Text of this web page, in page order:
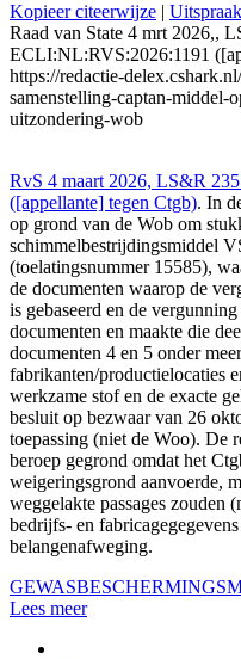
Kopieer citeerwijze | Uitspraak
Raad van State 4 mrt 2026,,
ECLI:NL:RVS:2026:1191
https://redactie-
samenstelling-captan-middel-
uitzondering-wob
RvS 4 maart 2026, LS&R
([appellante] tegen Ctgb). In
op grond van de Wob om
schimmelbestrijdingsmiddel
(toelatingsnummer 15585),
de documenten waarop de
is gebaseerd en de
documenten en maakte die
documenten 4 en 5 onder
fabrikanten/productielocaties
werkzame stof en de exacte
besluit op bezwaar van 26
toepassing (niet de Woo). De
beroep gegrond omdat het
weigeringsgrond aanvoerde,
weggelakte passages zouden
bedrijfs- en
belangenafweging.
Lees meer